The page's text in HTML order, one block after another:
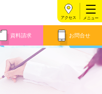
資料請求 お問合せ
アクセス